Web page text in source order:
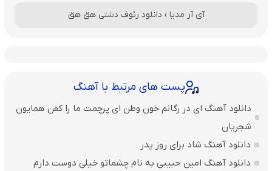
آی آر مدیا › دانلود رئوف دشتی هق هق
پست های مرتبط با آهنگ
دانلود آهنگ ای در رگانم خون وطن ای پرچمت ما را کفن همایون
شجریان
دانلود آهنگ شاد برای روز پدر
دانلود آهنگ امین حبیبی به نام چشماتو خیلی دوست دارم